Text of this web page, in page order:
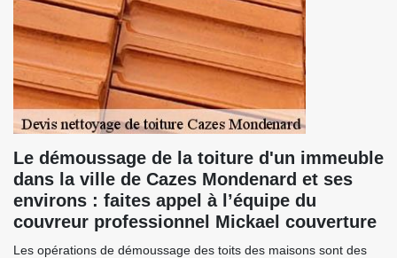
Le démoussage de la toiture d'un immeuble
dans la ville de Cazes Mondenard et ses
environs : faites appel à l’équipe du
couvreur professionnel Mickael couverture
Les opérations de démoussage des toits des maisons sont des